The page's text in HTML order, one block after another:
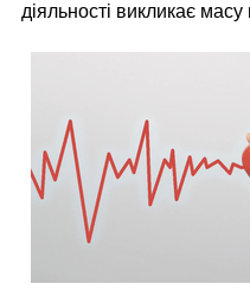
діяльності викликає